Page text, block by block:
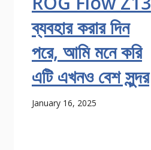
ব্যবহার করার দিন
পরে, আমি মনে করি
এটি এখনও বেশ সুন্দর
January 16, 2025